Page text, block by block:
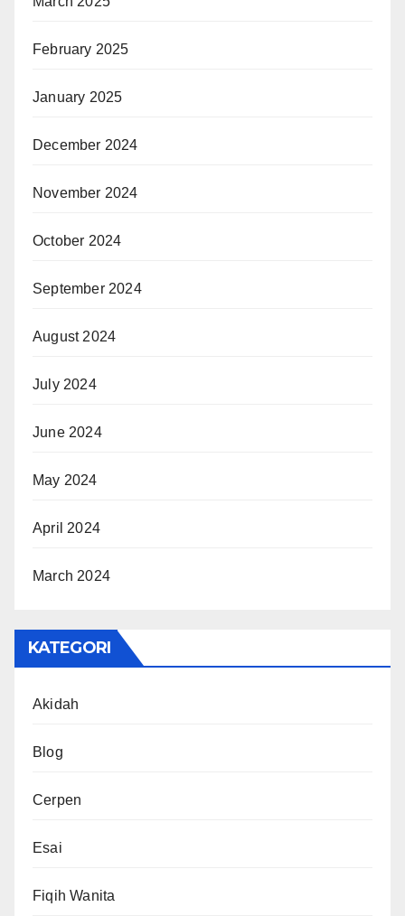
February 2025
January 2025
December 2024
November 2024
October 2024
September 2024
August 2024
July 2024
June 2024
May 2024
April 2024
March 2024
KATEGORI
Akidah
Blog
Cerpen
Esai
Fiqih Wanita